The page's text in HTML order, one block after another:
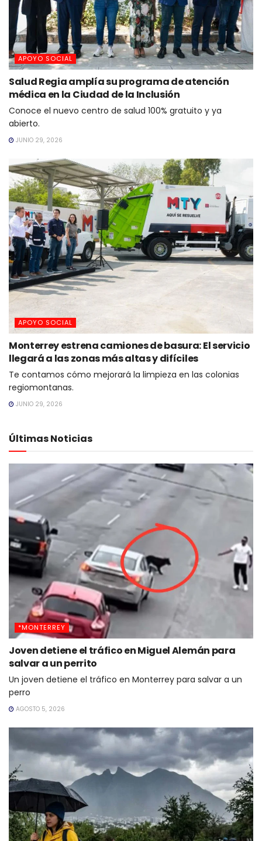
APOYO SOCIAL
Salud Regia amplía su programa de atención
médica en la Ciudad de la Inclusión
Conoce el nuevo centro de salud 100% gratuito y ya
abierto.
JUNIO 29, 2026
APOYO SOCIAL
Monterrey estrena camiones de basura: El servicio
llegará a las zonas más altas y difíciles
Te contamos cómo mejorará la limpieza en las colonias
regiomontanas.
JUNIO 29, 2026
Últimas Noticias
*MONTERREY
Joven detiene el tráfico en Miguel Alemán para
salvar a un perrito
Un joven detiene el tráfico en Monterrey para salvar a un
perro
AGOSTO 5, 2026